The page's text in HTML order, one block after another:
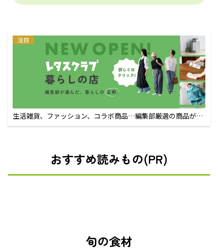
注目
生活雑貨、ファッション、コラボ商品…編集部厳選の商品が買
えるECサイト
おすすめ読みもの(PR)
旬の食材